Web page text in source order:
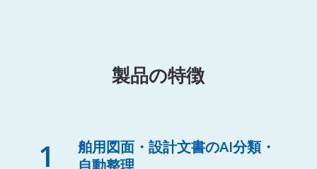
製品の特徴
1
舶用図面・設計文書のAI分類・